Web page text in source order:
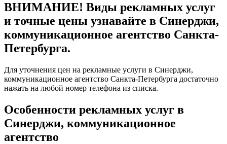
ВНИМАНИЕ! Виды рекламных услуг
и точные цены узнавайте в Синерджи,
коммуникационное агентство Санкта-
Петербурга.
Для уточнения цен на рекламные услуги в Синерджи,
коммуникационное агентство Санкта-Петербурга достаточно
нажать на любой номер телефона из списка.
Особенности рекламных услуг в
Синерджи, коммуникационное
агентство